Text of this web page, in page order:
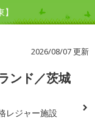
2026/08/07 更新
ンド／茨城
レジャー施設